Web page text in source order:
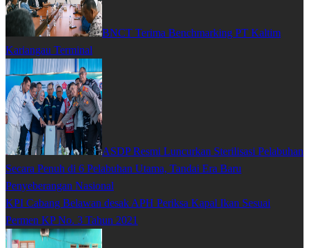
BNCT Terima Benchmarking PT Kaltim
Kariangau Terminal
ASDP Resmi Luncurkan Sterilisasi Pelabuhan
Secara Penuh di 6 Pelabuhan Utama, Tandai Era Baru
Penyeberangan Nasional
KPI Cabang Belawan desak APH Periksa Kapal Ikan Sesuai
Permen KP No. 3 Tahun 2021